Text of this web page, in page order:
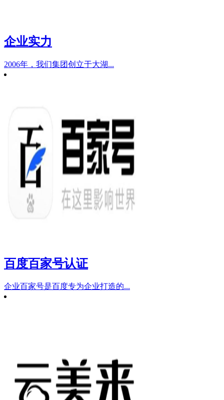
企业实力
2006年，我们集团创立于大湖...
百度百家号认证
企业百家号是百度专为企业打造的...